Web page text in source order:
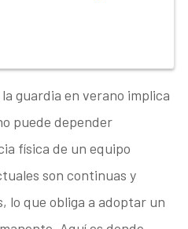
guardia en verano implica
puede depender
física de un equipo
son continuas y
lo que obliga a adoptar un